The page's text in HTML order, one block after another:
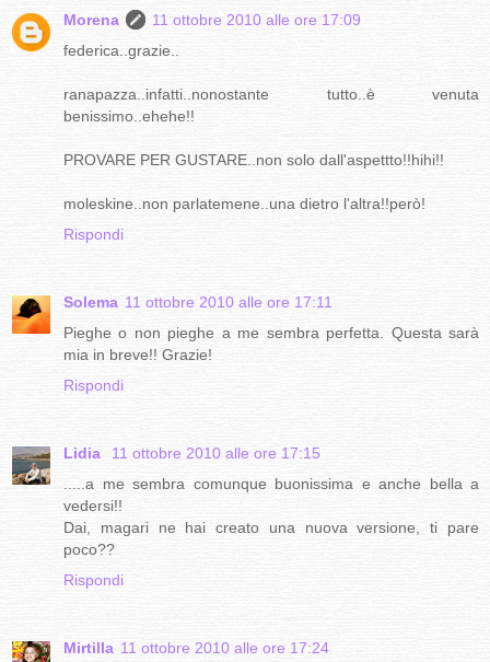
Morena
11 ottobre 2010 alle ore 17:09
federica..grazie..
ranapazza..infatti..nonostante tutto..è venuta
benissimo..ehehe!!
PROVARE PER GUSTARE..non solo dall'aspettto!!hihi!!
moleskine..non parlatemene..una dietro l'altra!!però!
Rispondi
Solema 11 ottobre 2010 alle ore 17:11
Pieghe o non pieghe a me sembra perfetta. Questa sarà
mia in breve!! Grazie!
Rispondi
Lidia
11 ottobre 2010 alle ore 17:15
.....a me sembra comunque buonissima e anche bella a
vedersi!!
Dai, magari ne hai creato una nuova versione, ti pare
poco??
Rispondi
Mirtilla 11 ottobre 2010 alle ore 17:24